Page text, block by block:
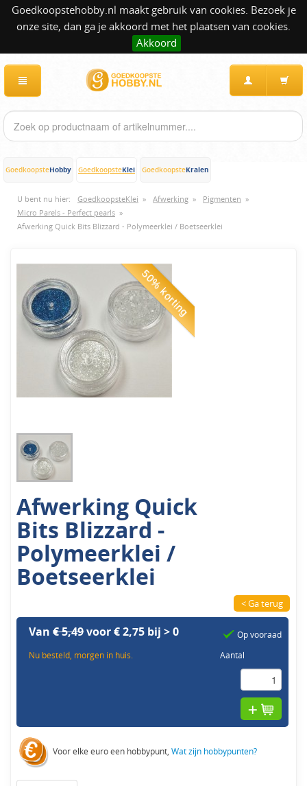
Goedkoopstehobby.nl maakt gebruik van cookies. Bezoek je
onze site, dan ga je akkoord met het plaatsen van cookies.
Akkoord
GoedkoopsteHobby GoedkoopsteKlei GoedkoopsteKralen
U bent nu hier: GoedkoopsteKlei » Afwerking » Pigmenten »
Micro Parels - Perfect pearls »
Afwerking Quick Bits Blizzard - Polymeerklei / Boetseerklei
50% korting
Afwerking Quick
Bits Blizzard -
Polymeerklei /
Boetseerklei
< Ga terug
Van€ 5,49voor € 2,75 bij > 0
Nu besteld, morgen in huis.
Op vooraad
Aantal
Voor elke euro een hobbypunt,Wat zijn hobbypunten?